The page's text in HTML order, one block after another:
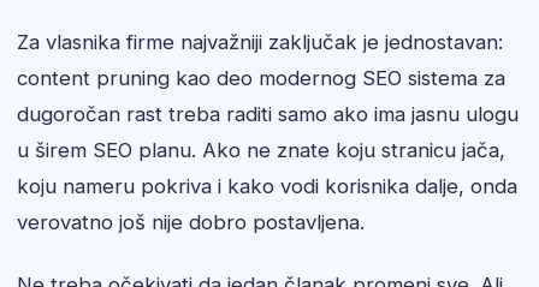
Za vlasnika firme najvažniji zaključak je jednostavan:
content pruning kao deo modernog SEO sistema za
dugoročan rast treba raditi samo ako ima jasnu ulogu
u širem SEO planu. Ako ne znate koju stranicu jača,
koju nameru pokriva i kako vodi korisnika dalje, onda
verovatno još nije dobro postavljena.